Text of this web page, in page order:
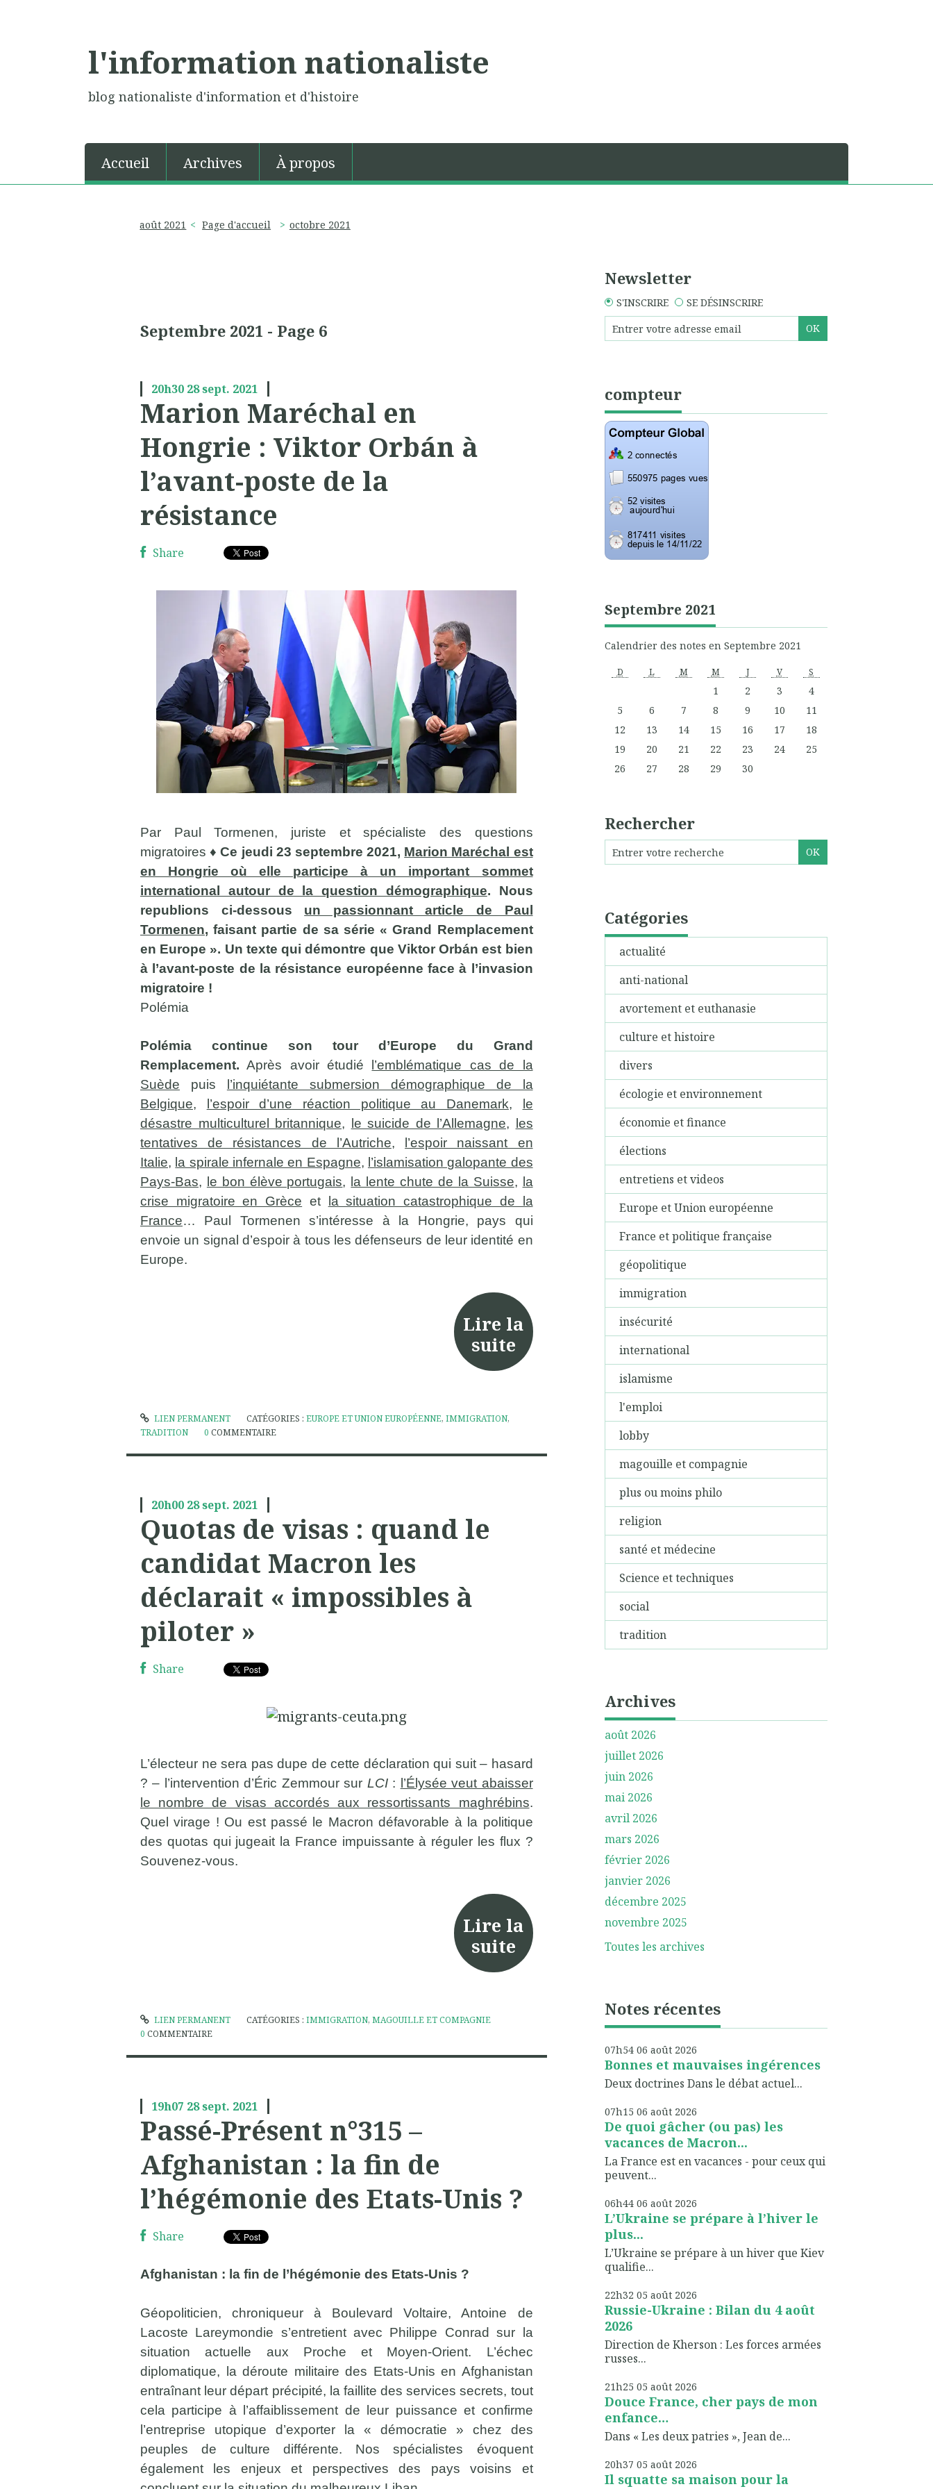
l'information nationaliste
blog nationaliste d'information et d'histoire
Accueil Archives À propos
août 2021 Page d'accueil octobre 2021
Septembre 2021 - Page 6
20h30 28sept. 2021
Marion Maréchal en
Hongrie : Viktor Orbán à
l’avant-poste de la
résistance
Share
Par Paul Tormenen, juriste et spécialiste des questions
migratoires ♦Ce jeudi 23 septembre 2021, Marion Maréchal est
en Hongrie où elle participe à un important sommet
international autour de la question démographique. Nous
republions ci-dessous un passionnant article de Paul
Tormenen, faisant partie de sa série « Grand Remplacement
en Europe ». Un texte qui démontre que Viktor Orbán est bien
à l’avant-poste de la résistance européenne face à l’invasion
migratoire !
Polémia
Polémia continue son tour d’Europe du Grand
Remplacement. Après avoir étudié
l’emblématique cas de la
Suède puis
l’inquiétante submersion démographique de la
Belgique, l’espoir d’une réaction politique au Danemark,
le
désastre multiculturel britannique, le suicide de l’Allemagne,
les
tentatives de résistances de l’Autriche,
l’espoir naissant en
Italie, la spirale infernale en Espagne, l’islamisation galopante des
Pays-Bas, le bon élève portugais, la lente chute de la Suisse, la
crise migratoire en Grèce et
la situation catastrophique de la
France… Paul Tormenen s’intéresse à la Hongrie, pays qui
envoie un signal d’espoir à tous les défenseurs de leur identité en
Europe.
Lire la
suite
LIEN PERMANENT CATÉGORIES :EUROPE ET UNION EUROPÉENNE,IMMIGRATION,
TRADITION
0 COMMENTAIRE
20h00 28sept. 2021
Quotas de visas : quand le
candidat Macron les
déclarait « impossibles à
piloter »
Share
L’électeur ne sera pas dupe de cette déclaration qui suit – hasard
? – l’intervention d’Éric Zemmour sur LCI:
l’Élysée veut abaisser
le nombre de visas accordés aux ressortissants maghrébins.
Quel virage ! Ou est passé le Macron défavorable à la politique
des quotas qui jugeait la France impuissante à réguler les flux ?
Souvenez-vous.
Lire la
suite
LIEN PERMANENT CATÉGORIES :IMMIGRATION,MAGOUILLE ET COMPAGNIE
0 COMMENTAIRE
19h07 28sept. 2021
Passé-Présent n°315 –
Afghanistan : la fin de
l’hégémonie des Etats-Unis ?
Share
Afghanistan : la fin de l’hégémonie des Etats-Unis ?
Géopoliticien, chroniqueur à Boulevard Voltaire, Antoine de
Lacoste Lareymondie s’entretient avec Philippe Conrad sur la
situation actuelle aux Proche et Moyen-Orient. L’échec
diplomatique, la déroute militaire des Etats-Unis en Afghanistan
entraînant leur départ précipité, la faillite des services secrets, tout
cela participe à l’affaiblissement de leur puissance et confirme
l’entreprise utopique d’exporter la « démocratie » chez des
peuples de culture différente. Nos spécialistes évoquent
également les enjeux et perspectives des pays voisins et
Newsletter
S'INSCRIRE SE DÉSINSCRIRE
compteur
Septembre 2021
Calendrier des notes en Septembre 2021
D L M M J V S
1 2 3
4
5
6 7 8 9 10
11
12
13 14 15 16 17
18
19
20 21 22 23 24
25
26
27 28 29 30
Rechercher
Catégories
actualité
anti-national
avortement et euthanasie
culture et histoire
divers
écologie et environnement
économie et finance
élections
entretiens et videos
Europe et Union européenne
France et politique française
géopolitique
immigration
insécurité
international
islamisme
l'emploi
lobby
magouille et compagnie
plus ou moins philo
religion
santé et médecine
Science et techniques
social
tradition
Archives
août 2026
juillet 2026
juin 2026
mai 2026
avril 2026
mars 2026
février 2026
janvier 2026
décembre 2025
novembre 2025
Toutes les archives
Notes récentes
07h54 06 août 2026
Bonnes et mauvaises ingérences
Deux doctrines Dans le débat actuel...
07h15 06 août 2026
De quoi gâcher (ou pas) les
vacances de Macron...
La France est en vacances - pour ceux qui
peuvent...
06h44 06 août 2026
L’Ukraine se prépare à l’hiver le
plus...
L’Ukraine se prépare à un hiver que Kiev
qualifie...
22h32 05 août 2026
Russie-Ukraine : Bilan du 4 août
2026
Direction de Kherson : Les forces armées
russes...
21h25 05 août 2026
Douce France, cher pays de mon
enfance…
Dans « Les deux patries », Jean de...
20h37 05 août 2026
Il squatte sa maison pour la